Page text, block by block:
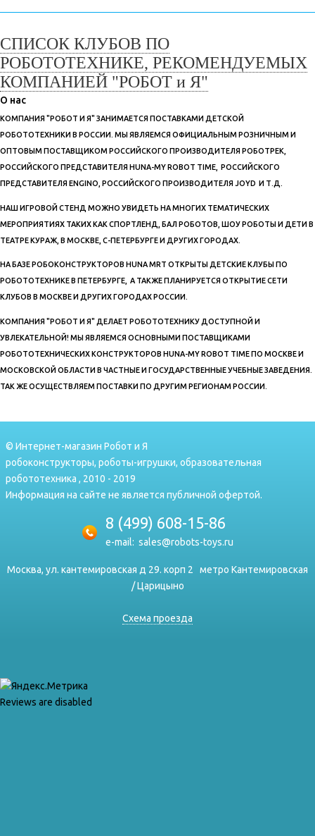
СПИСОК КЛУБОВ ПО
РОБОТОТЕХНИКЕ, РЕКОМЕНДУЕМЫХ
КОМПАНИЕЙ "РОБОТ и Я"
О нас
КОМПАНИЯ "РОБОТ И Я" ЗАНИМАЕТСЯ ПОСТАВКАМИ ДЕТСКОЙ
РОБОТОТЕХНИКИ В РОССИИ. МЫ ЯВЛЯЕМСЯ ОФИЦИАЛЬНЫМ РОЗНИЧНЫМ И
ОПТОВЫМ ПОСТАВЩИКОМ РОССИЙСКОГО ПРОИЗВОДИТЕЛЯ РОБОТРЕК,
РОССИЙСКОГО ПРЕДСТАВИТЕЛЯ HUNA-MY ROBOT TIME, РОССИЙСКОГО
ПРЕДСТАВИТЕЛЯ ENGINO, РОССИЙСКОГО ПРОИЗВОДИТЕЛЯ JOYD И Т.Д.
НАШ ИГРОВОЙ СТЕНД МОЖНО УВИДЕТЬ НА МНОГИХ ТЕМАТИЧЕСКИХ
МЕРОПРИЯТИЯХ ТАКИХ КАК СПОРТЛЕНД, БАЛ РОБОТОВ, ШОУ РОБОТЫ И ДЕТИ В
ТЕАТРЕ КУРАЖ, В МОСКВЕ, С-ПЕТЕРБУРГЕ И ДРУГИХ ГОРОДАХ.
НА БАЗЕ РОБОКОНСТРУКТОРОВ HUNA MRT ОТКРЫТЫ ДЕТСКИЕ КЛУБЫ ПО
РОБОТОТЕХНИКЕ В ПЕТЕРБУРГЕ, А ТАКЖЕ ПЛАНИРУЕТСЯ ОТКРЫТИЕ СЕТИ
КЛУБОВ В МОСКВЕ И ДРУГИХ ГОРОДАХ РОССИИ.
КОМПАНИЯ "РОБОТ И Я" ДЕЛАЕТ РОБОТОТЕХНИКУ ДОСТУПНОЙ И
УВЛЕКАТЕЛЬНОЙ! МЫ ЯВЛЯЕМСЯ ОСНОВНЫМИ ПОСТАВЩИКАМИ
РОБОТОТЕХНИЧЕСКИХ КОНСТРУКТОРОВ HUNA-MY ROBOT TIME ПО МОСКВЕ И
МОСКОВСКОЙ ОБЛАСТИ В ЧАСТНЫЕ И ГОСУДАРСТВЕННЫЕ УЧЕБНЫЕ ЗАВЕДЕНИЯ.
ТАК ЖЕ ОСУЩЕСТВЛЯЕМ ПОСТАВКИ ПО ДРУГИМ РЕГИОНАМ РОССИИ.
© Интернет-магазин Робот и Я
робоконструкторы, роботы-игрушки, образовательная
робототехника , 2010 - 2019
Информация на сайте не является публичной офертой.
8 (499) 608-15-86
e-mail: sales@robots-toys.ru
Москва, ул. кантемировская д 29. корп 2
метро Кантемировская
/ Царицыно
Схема проезда
Reviews are disabled